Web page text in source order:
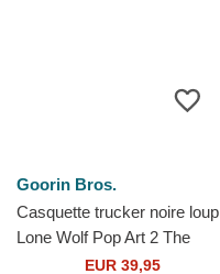
Goorin Bros.
Casquette trucker noire loup
Lone Wolf Pop Art 2 The
Farm Goorin Bros.
EUR 39,95